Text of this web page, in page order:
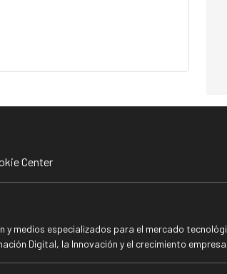
Center
y medios especializados para el mercado
Digital, la Innovación y el crecimiento